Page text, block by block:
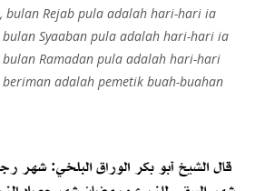
bulan Rejab pula adalah hari-hari ia
Syaaban pula adalah hari-hari ia
Ramadan pula adalah hari-hari
adalah pemetik buah-buahan